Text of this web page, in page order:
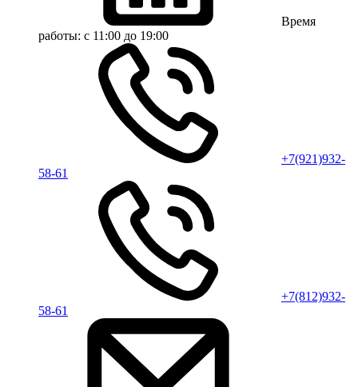
Время
работы: с 11:00 до 19:00
+7(921)932-
58-61
+7(812)932-
58-61